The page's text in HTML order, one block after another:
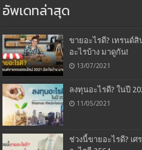
อัพเดทล่าสุด
ขายอะไรดี? เทรนด์
อะไรบ้าง มาดูกัน!
13/07/2021
ลงทุนอะไรดี? ในปี
11/05/2021
ช่วงนี้ขายอะไรดี? เ